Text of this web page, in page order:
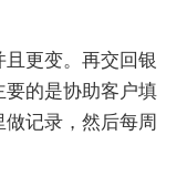
且更变。再交回银
的是协助客户填
记录，然后每周